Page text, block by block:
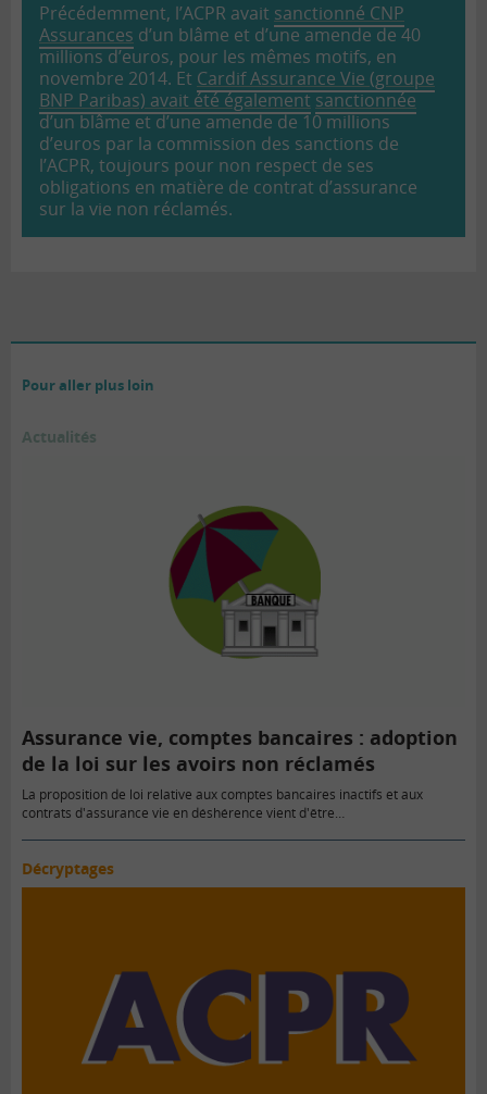
Précédemment, l’ACPR avait sanctionné CNP
Assurances d’un blâme et d’une amende de 40
millions d’euros, pour les mêmes motifs, en
novembre 2014. Et Cardif Assurance Vie (groupe
BNP Paribas) avait été égalementsanctionnée
d’un blâme et d’une amende de 10 millions
d’euros par la commission des sanctions de
l’ACPR, toujours pour non respect de ses
obligations en matière de contrat d’assurance
sur la vie non réclamés.
Pour aller plus loin
Actualités
Assurance vie, comptes bancaires : adoption
de la loi sur les avoirs non réclamés
La proposition de loi relative aux comptes bancaires inactifs et aux
contrats d'assurance vie en déshérence vient d'être…
Décryptages